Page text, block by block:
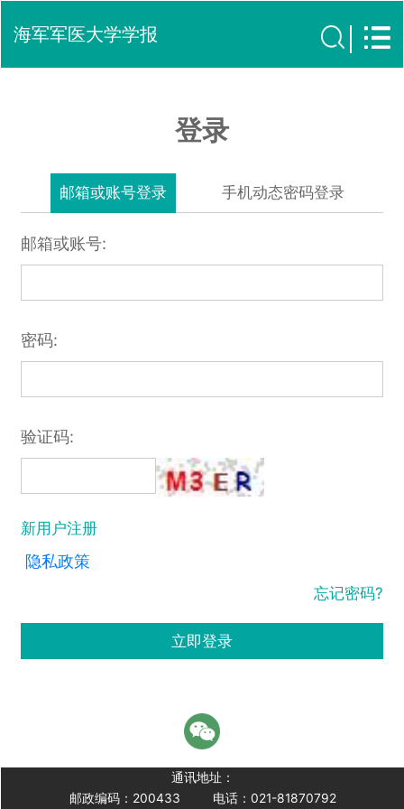
海军军医大学学报
登录
邮箱或账号登录 手机动态密码登录
邮箱或账号:
密码:
验证码:
新用户注册
隐私政策
忘记密码?
立即登录
通讯地址：
邮政编码：200433
电话：021-81870792